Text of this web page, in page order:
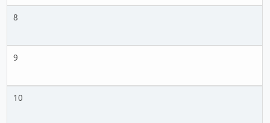
8
9
10